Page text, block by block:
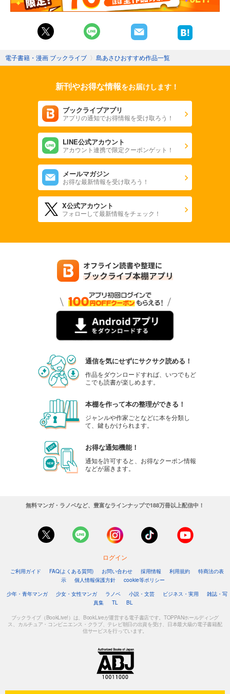
電子書籍・漫画 ブックライブ 〉 島あさひおすすめ作品一覧
新刊やお得な情報をお届けします！
ブックライブアプリ
アプリの通知でお得情報を受け取ろう！
LINE公式アカウント
アカウント連携で限定クーポンゲット！
メールマガジン
お得な最新情報を受け取ろう！
X公式アカウント
フォローして最新情報をチェック！
通信を気にせずにサクサク読める！
作品をダウンロードすれば、いつでもど
こでも読書が楽しめます。
本棚を作って本の整理ができる！
ジャンルや作家ごとなどに本を分類し
て、鍵もかけられます。
お得な通知機能！
通知を許可すると、お得なクーポン情報
などが届きます。
無料マンガ・ラノベなど、豊富なラインナップで188万冊以上配信中！
ログイン
ご利用ガイド FAQ(よくある質問) お問い合わせ 採用情報 利用規約
特商法の表
示
個人情報保護方針
cookie等ポリシー
少年・青年マンガ
少女・女性マンガ ラノベ 小説・文芸 ビジネス・実用
雑誌・写
真集
TL BL
ブックライブ（BookLive!）は、BookLiveが運営する電子書店です。TOPPANホールディング
ス、カルチュア・コンビニエンス・クラブ、テレビ朝日の出資を受け、日本最大級の電子書籍配
信サービスを行っています。